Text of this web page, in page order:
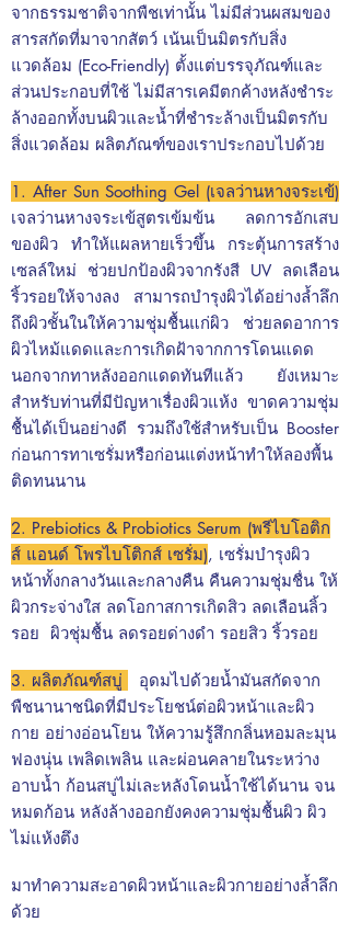
จากธรรมชาติจากพืชเท่านั้น ไม่มีส่วนผสมของ
สารสกัดที่มาจากสัตว์ เน้นเป็นมิตรกับสิ่ง
แวดล้อม (Eco-Friendly) ตั้งแต่บรรจุภัณฑ์และ
ส่วนประกอบที่ใช้ ไม่มีสารเคมีตกค้างหลังชำระ
ล้างออกทั้งบนผิวและน้ำที่ชำระล้างเป็นมิตรกับ
สิ่งแวดล้อม ผลิตภัณฑ์ของเราประกอบไปด้วย
1. After Sun Soothing Gel (เจลว่านหางจระเข้)
เจลว่านหางจระเข้สูตรเข้มข้น ลดการอักเสบ
ของผิว ทำให้แผลหายเร็วขึ้น กระตุ้นการสร้าง
เซลล์ใหม่ ช่วยปกป้องผิวจากรังสี UV ลดเลือน
ริ้วรอยให้จางลง สามารถบำรุงผิวได้อย่างล้ำลึก
ถึงผิวชั้นในให้ความชุ่มชื้นแก่ผิว ช่วยลดอาการ
ผิวไหม้แดดและการเกิดฝ้าจากการโดนแดด
นอกจากทาหลังออกแดดทันทีแล้ว ยังเหมาะ
สำหรับท่านที่มีปัญหาเรื่องผิวแห้ง ขาดความชุ่ม
ชื้นได้เป็นอย่างดี รวมถึงใช้สำหรับเป็น Booster
ก่อนการทาเซรั่มหรือก่อนแต่งหน้าทำให้ลองพื้น
ติดทนนาน
2. Prebiotics & Probiotics Serum (พรีไบโอติก
ส์ แอนด์ โพรไบโติกส์ เซรั่ม), เซรั่มบำรุงผิว
หน้าทั้งกลางวันและกลางคืน คืนความชุ่มชื่น ให้
ผิวกระจ่างใส ลดโอกาสการเกิดสิว ลดเลือนลิ้ว
รอย
ผิวชุ่มชื้น ลดรอยด่างดำ รอยสิว ริ้วรอย
3. ผลิตภัณฑ์สบู่
อุดมไปด้วยน้ำมันสกัดจาก
พืชนานาชนิดที่มีประโยชน์ต่อผิวหน้าและผิว
กาย อย่างอ่อนโยน ให้ความรู้สึกกลิ่นหอมละมุน
ฟองนุ่น เพลิดเพลิน และผ่อนคลายในระหว่าง
อาบน้ำ ก้อนสบู่ไม่เละหลังโดนน้ำใช้ได้นาน จน
หมดก้อน หลังล้างออกยังคงความชุ่มชื้นผิว ผิว
ไม่แห้งตึง
มาทำความสะอาดผิวหน้าและผิวกายอย่างล้ำลึก
ด้วย